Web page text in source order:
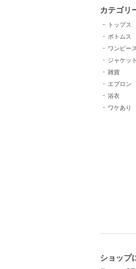
カテゴリ
トップス
ボトムス
ワンピー
ジャケッ
雑貨
エプロン
浴衣
ワケあり
ショップ